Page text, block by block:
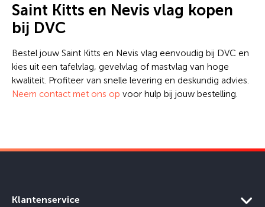
Saint Kitts en Nevis vlag kopen
bij DVC
Bestel jouw Saint Kitts en Nevis vlag eenvoudig bij DVC en
kies uit een tafelvlag, gevelvlag of mastvlag van hoge
kwaliteit. Profiteer van snelle levering en deskundig advies.
Neem contact met ons op voor hulp bij jouw bestelling.
Klantenservice